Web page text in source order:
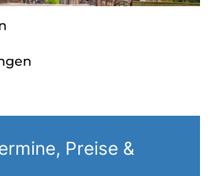
in:
Preise &